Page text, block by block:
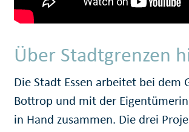
Über Stadtgrenzen
Die Stadt Essen arbeitet bei
Bottrop und mit der
in Hand zusammen. Die drei